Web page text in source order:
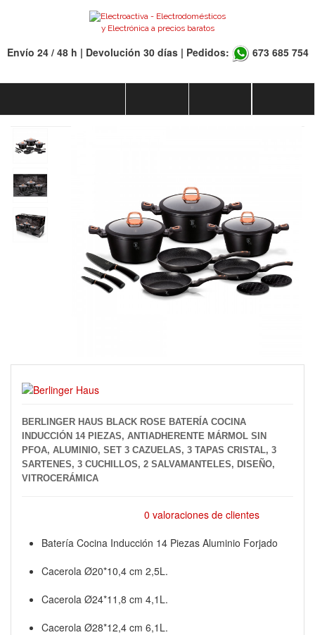
Envío 24 / 48 h | Devolución 30 días | Pedidos: 673 685 754
BERLINGER HAUS BLACK ROSE BATERÍA COCINA
INDUCCIÓN 14 PIEZAS, ANTIADHERENTE MÁRMOL SIN
PFOA, ALUMINIO, SET 3 CAZUELAS, 3 TAPAS CRISTAL, 3
SARTENES, 3 CUCHILLOS, 2 SALVAMANTELES, DISEÑO,
VITROCERÁMICA
0 valoraciones de clientes
Batería Cocina Inducción 14 Piezas Aluminio Forjado
Cacerola Ø20*10,4 cm 2,5L.
Cacerola Ø24*11,8 cm 4,1L.
Cacerola Ø28*12,4 cm 6,1L.